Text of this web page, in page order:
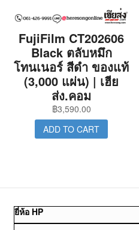
FujiFilm CT202606
Black ตลับหมึก
โทนเนอร์ สีดำ ของแท้
(3,000 แผ่น) | เฮีย
ส่ง.คอม
฿3,590.00
ADD TO CART
ยี่ห้อ HP